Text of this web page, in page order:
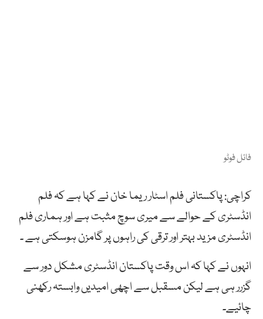
فائل فوٹو
کراچی: پاکستانی فلم اسٹار ریما خان نے کہا ہے کہ فلم
انڈسٹری کے حوالے سے میری سوچ مثبت ہے اور ہماری فلم
انڈسٹری مزید بہتر اور ترقی کی راہوں پر گامزن ہوسکتی ہے ۔
انہوں نے کہا کہ اس وقت پاکستان انڈسٹری مشکل دور سے
گزرر ہی ہے لیکن مسقبل سے اچھی امیدیں وابستہ رکھنی
چائیے۔